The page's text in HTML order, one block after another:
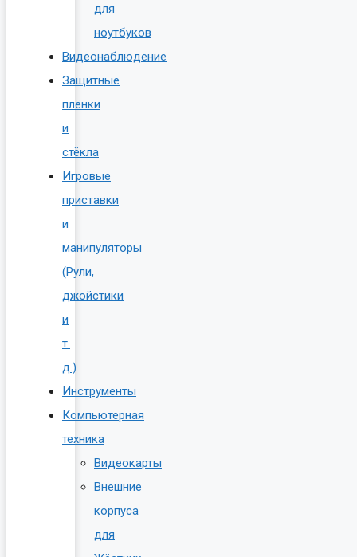
для
ноутбуков
Видеонаблюдение
Защитные
плёнки
и
стёкла
Игровые
приставки
и
манипуляторы
(Рули,
джойстики
и
т.
д.)
Инструменты
Компьютерная
техника
Видеокарты
Внешние
корпуса
для